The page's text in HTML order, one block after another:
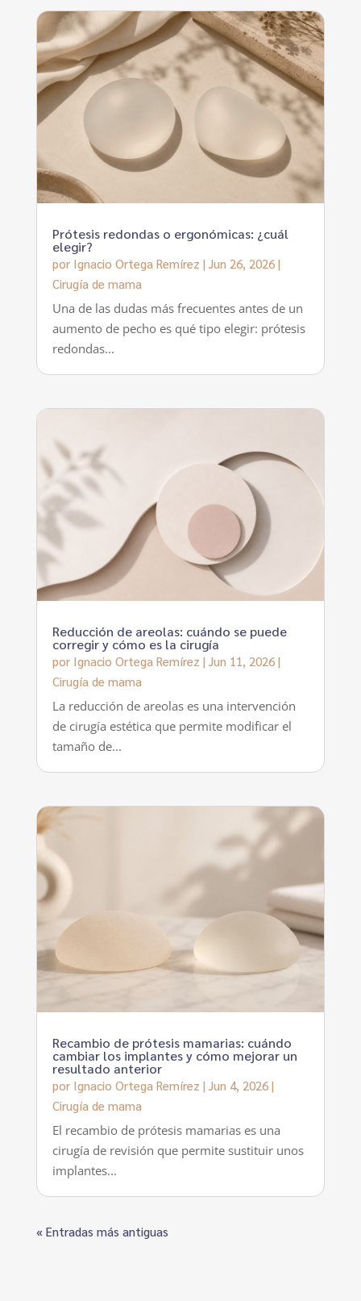
Prótesis redondas o ergonómicas: ¿cuál
elegir?
por Ignacio Ortega Remírez | Jun 26, 2026|
Cirugía de mama
Una de las dudas más frecuentes antes de un
aumento de pecho es qué tipo elegir: prótesis
redondas...
Reducción de areolas: cuándo se puede
corregir y cómo es la cirugía
por Ignacio Ortega Remírez | Jun 11, 2026|
Cirugía de mama
La reducción de areolas es una intervención
de cirugía estética que permite modificar el
tamaño de...
Recambio de prótesis mamarias: cuándo
cambiar los implantes y cómo mejorar un
resultado anterior
por Ignacio Ortega Remírez | Jun 4, 2026|
Cirugía de mama
El recambio de prótesis mamarias es una
cirugía de revisión que permite sustituir unos
implantes...
« Entradas más antiguas